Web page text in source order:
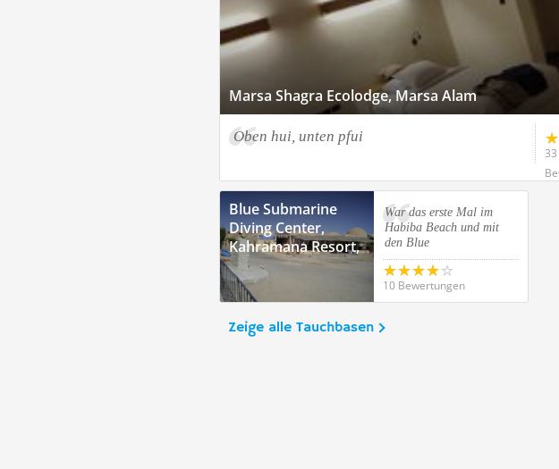
Marsa Shagra Ecolodge, Marsa Alam
Oben hui, unten pfui
33
Blue Submarine
Diving Center,
Kahramana Resort,
Marsa Alam
War das erste Mal im
Habiba Beach und mit
den Blue
10 Bewertungen
Zeige alle Tauchbasen